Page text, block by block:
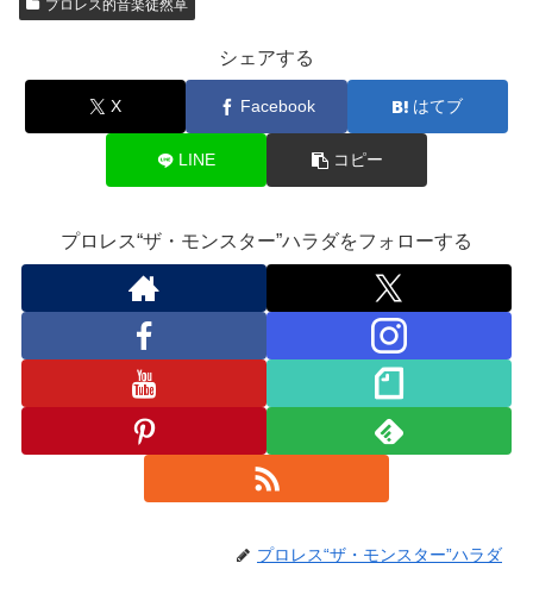
o
Cl
a
ss
ro
o
m
プロレス的音楽徒然草
シェアする
X Facebook はてブ
LINE コピー
プロレス“ザ・モンスター”ハラダをフォローする
プロレス“ザ・モンスター”ハラダ